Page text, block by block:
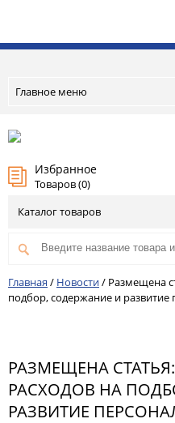
Главное меню
Избранное
Товаров (0)
Каталог товаров
Главная / Новости/ Размещена
подбор, содержание и развитие
РАЗМЕЩЕНА
РАСХОДОВ НА
РАЗВИТИЕ